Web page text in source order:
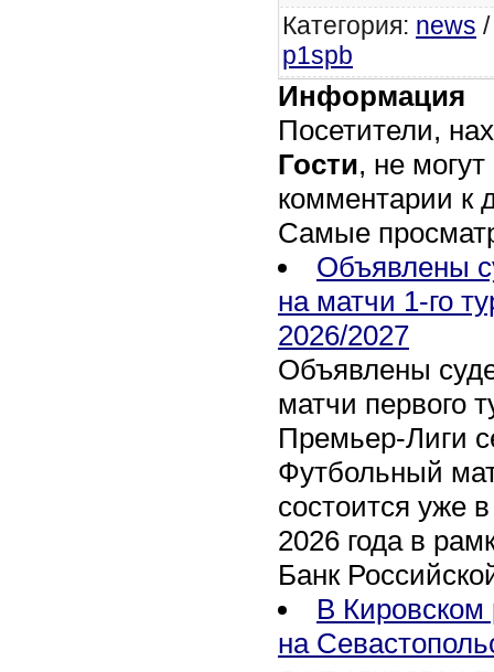
Категория: news
p1spb
Информация
Посетители,
Гости, не
комментарии к
Самые
Объявлены
на матчи 1-го
2026/2027
Объявлены
матчи первого
Премьер-Лиги
Футбольный
состоится уже
2026 года в
Банк
В Кировском
на